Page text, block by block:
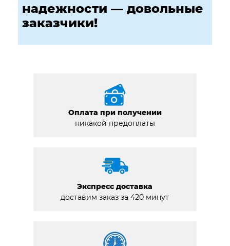
надежности — довольные
заказчики!
Оплата при получении
никакой предоплаты
Экспресс доставка
доставим заказ за 420 минут